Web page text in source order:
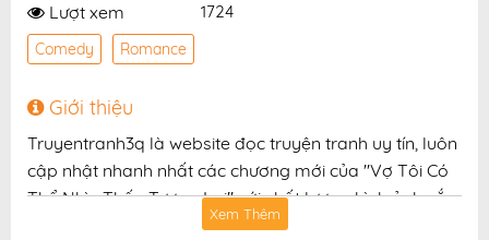
Lượt xem 1724
Comedy Romance
Giới thiệu
Truyentranh3q là website đọc truyện tranh uy tín, luôn
cập nhật nhanh nhất các chương mới của "Vợ Tôi Có
Thể Nhìn Thấy Tương Lai" với chất lượng hình ảnh sắc
nét, bản dịch chuẩn và giao diện thân thiện, mang đến
Xem Thêm